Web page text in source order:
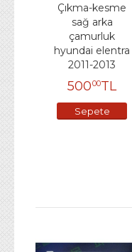
Çıkma-kesme
sağ arka
çamurluk
hyundai elentra
2011-2013
50000TL
Sepete